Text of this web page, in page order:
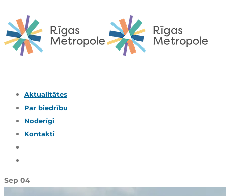
Aktualitātes
Par biedrību
Noderīgi
Kontakti
Sep 04